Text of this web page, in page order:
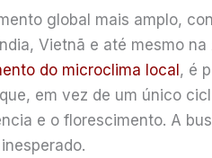
global mais amplo,
Vietnã e até mesmo
do microclima local , é
em vez de um único
e o florescimento. A